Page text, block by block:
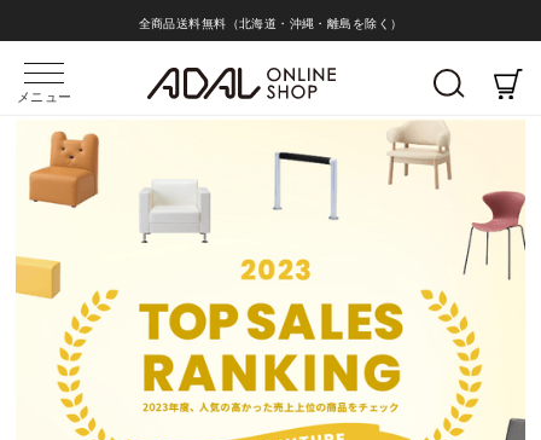
全商品送料無料（北海道・沖縄・離島を除く）
メニュー